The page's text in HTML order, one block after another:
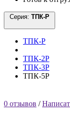
Серия:
ТПК-Р
ТПК-2Р
ТПК-3Р
ТПК-5Р
0 отзывов /